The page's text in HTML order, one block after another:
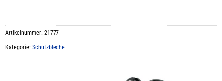
Artikelnummer:21777
Kategorie:Schutzbleche